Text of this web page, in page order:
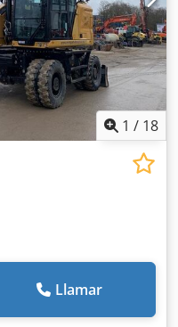
1 / 18
Llamar